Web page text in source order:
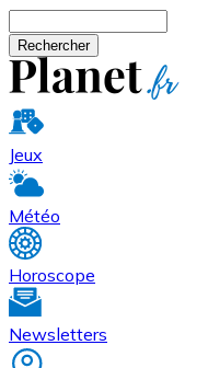
Jeux
Météo
Horoscope
Newsletters